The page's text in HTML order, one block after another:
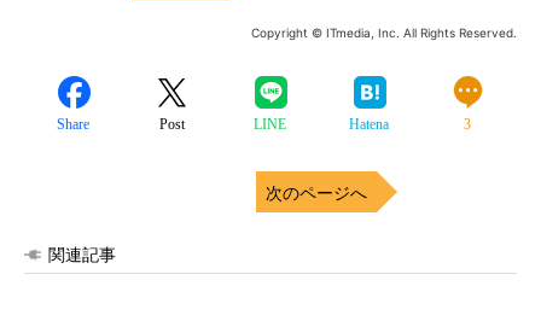
Copyright © ITmedia, Inc. All Rights Reserved.
Share Post LINE Hatena 3
次のページへ
関連記事